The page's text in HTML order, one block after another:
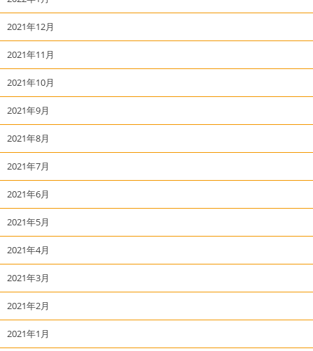
2021年12月
2021年11月
2021年10月
2021年9月
2021年8月
2021年7月
2021年6月
2021年5月
2021年4月
2021年3月
2021年2月
2021年1月